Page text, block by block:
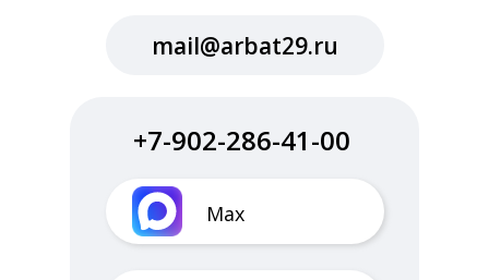
mail@arbat29.ru
Max
+7-902-286-41-00